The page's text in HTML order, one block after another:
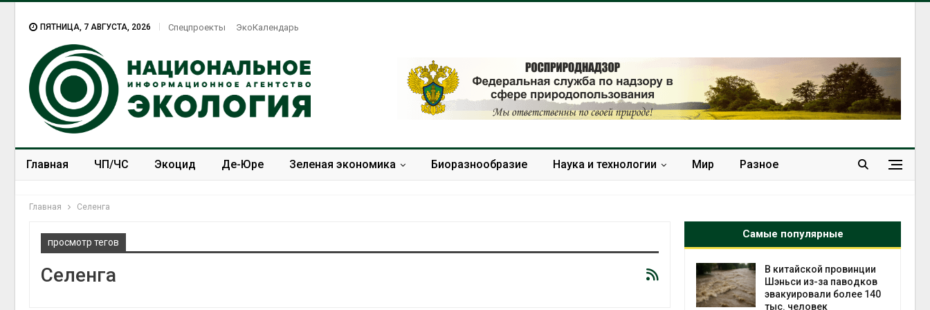
ПЯТНИЦА, 7 АВГУСТА, 2026 Спецпроекты ЭкоКалендарь
Главная ЧП/ЧС Экоцид Де-Юре Зеленая экономика Биоразнообразие Наука и технологии Мир Разное
Главная Селенга
просмотр тегов
Селенга
Самые популярные
экологические НКО
В китайской провинции
Шэньси из-за паводков
эвакуировали более 140
тыс. человек